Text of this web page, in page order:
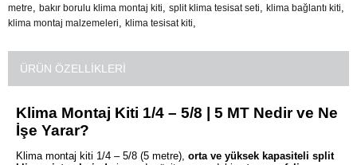
metre, bakır borulu klima montaj kiti, split klima tesisat seti, klima bağlantı kiti,
klima montaj malzemeleri, klima tesisat kiti,
ÜRÜN ÖZELLIKLERI
Klima Montaj Kiti 1/4 – 5/8 | 5 MT Nedir ve Ne
İşe Yarar?
Klima montaj kiti 1/4 – 5/8 (5 metre), orta ve yüksek kapasiteli split